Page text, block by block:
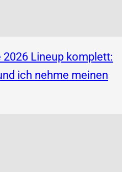
2026 Lineup komplett:
ich nehme meinen